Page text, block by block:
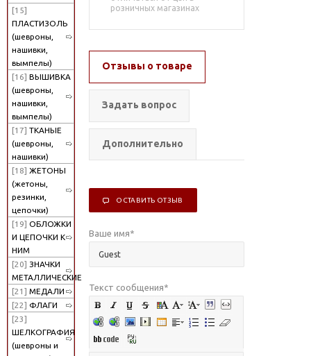
[15]
ПЛАСТИЗОЛЬ
(шевроны,
нашивки,
вымпелы)
[16] ВЫШИВКА
(шевроны,
нашивки,
вымпелы)
[17] ТКАНЫЕ
(шевроны,
нашивки)
[18] ЖЕТОНЫ
(жетоны,
резинки,
цепочки)
[19] ОБЛОЖКИ
И ЦЕПОЧКИ К
НИМ
[20] ЗНАЧКИ
МЕТАЛЛИЧЕСКИЕ
[21] МЕДАЛИ
[22] ФЛАГИ
[23]
ШЕЛКОГРАФИЯ
(шевроны и
розничных магазинах
Отзывы о товаре
Задать вопрос
Дополнительно
ОСТАВИТЬ ОТЗЫВ
Ваше имя*
Текст сообщения*